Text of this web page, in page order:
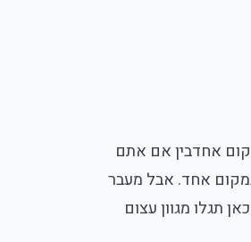
אחדבין אם אתם
אחד. אבל מעבר
תגלו מגוון עצום